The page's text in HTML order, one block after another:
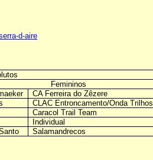
d-aire
Femininos
CA Ferreira do Zêzere
CLAC Entroncamento/Onda Trilhos
Caracol Trail Team
Individual
Salamandrecos